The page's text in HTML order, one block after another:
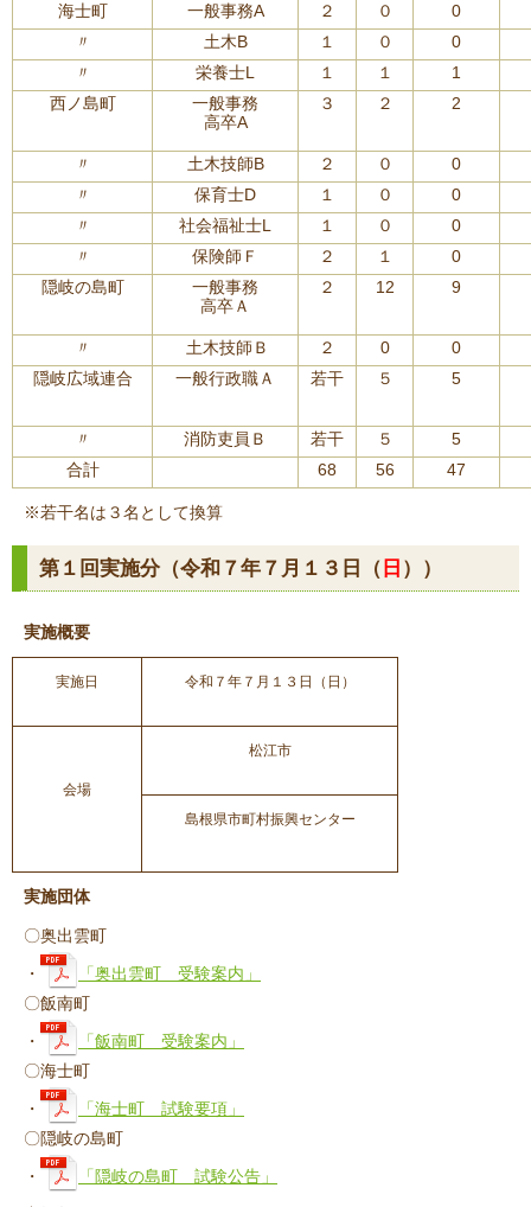
海士町
一般事務A ２ ０
0
〃
土木B １ ０
0
〃
栄養士L １ １
1
西ノ島町
一般事務
高卒A
３ ２ 2
〃 土木技師B ２ ０
0
〃
保育士D １ ０
0
〃
社会福祉士L １ ０
0
〃
保険師Ｆ ２ １
0
隠岐の島町
一般事務
高卒Ａ
２ 12 9
〃 土木技師Ｂ ２ 0
0
隠岐広域連合
一般行政職Ａ 若干 ５ 5
〃 消防吏員Ｂ 若干 ５
5
合計
68 56 47
※若干名は３名として換算
第１回実施分（令和７年７月１３日（日 ））
実施概要
実施日 令和７年７月１３日（日）
会場
松江市
島根県市町村振興センター
実施団体
〇奥出雲町
・
「奥出雲町 受験案内」
〇飯南町
・
「飯南町 受験案内」
〇海士町
・
「海士町 試験要項」
〇隠岐の島町
・
「隠岐の島町 試験公告」